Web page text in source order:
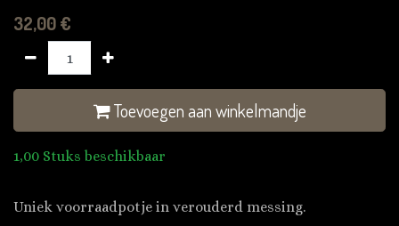
32,00€
Toevoegen aan winkelmandje
1,00 Stuks beschikbaar
Uniek voorraadpotje in verouderd messing.